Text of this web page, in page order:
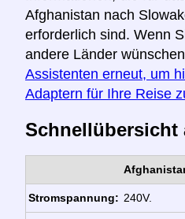
Afghanistan nach
erforderlich sind. Wenn
andere Länder
Assistenten erneut, um
Adaptern für Ihre Reise
Schnellübersicht
Stromspannung: 240V.